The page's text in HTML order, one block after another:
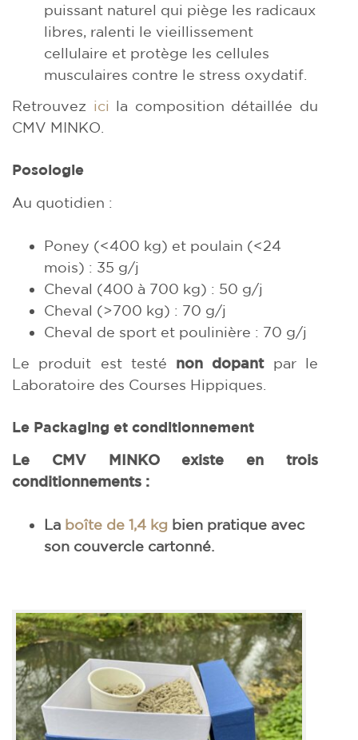
puissant naturel qui piège les radicaux
libres, ralenti le vieillissement
cellulaire et protège les cellules
musculaires contre le stress oxydatif.
Retrouvez ici la composition détaillée du
CMV MINKO.
Posologie
Au quotidien :
Poney (<400 kg) et poulain (<24
mois) : 35 g/j
Cheval (400 à 700 kg) : 50 g/j
Cheval (>700 kg) : 70 g/j
Cheval de sport et poulinière : 70 g/j
Le produit est testé non dopantpar le
Laboratoire des Courses Hippiques.
Le Packaging et conditionnement
Le CMV MINKO existe en trois
conditionnements :
La boîte de 1,4 kg bien pratique avec
son couvercle cartonné.